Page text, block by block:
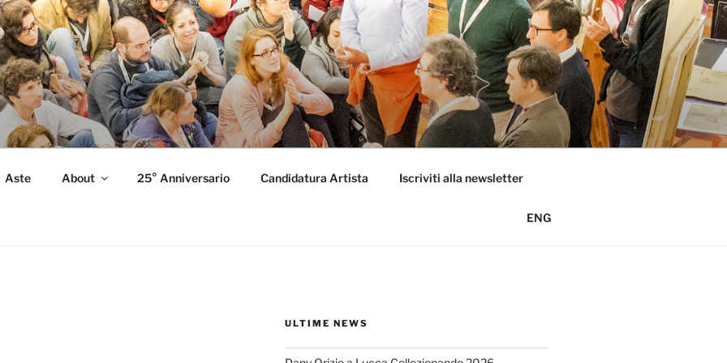
Aste About 25° Anniversario Candidatura Artista Iscriviti alla newsletter
ENG
ULTIME NEWS